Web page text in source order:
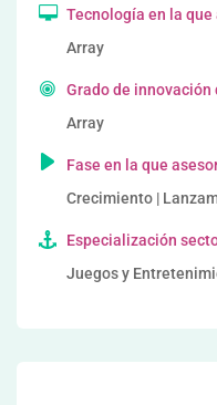
Tecnología en la que
Array
Grado de innovación
Array
Fase en la que
Crecimiento |
Especialización
Juegos y